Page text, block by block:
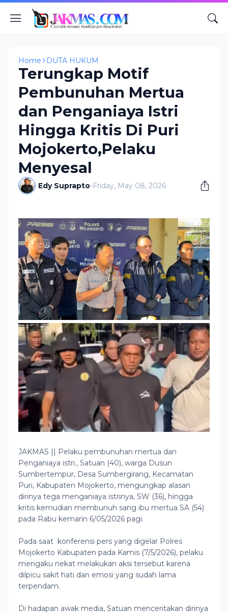
Home DUTA HUKUM
Terungkap Motif
Pembunuhan Mertua
dan Penganiaya Istri
Hingga Kritis Di Puri
Mojokerto,Pelaku
Menyesal
Edy Suprapto-Friday, May 08, 2026
JAKMAS || Pelaku pembunuhan mertua dan
Penganiaya istri., Satuan (40), warga Dusun
Sumbertempur, Desa Sumbergirang, Kecamatan
Puri, Kabupaten Mojokerto, mengungkap alasan
dirinya tega menganiaya istrinya, SW (36), hingga
kritis kemudian membunuh sang ibu mertua SA (54)
pada Rabu kemarin 6/05/2026 pagi.
Pada saat konferensi pers yang digelar Polres
Mojokerto Kabupaten pada Kamis (7/5/2026), pelaku
mengaku nekat melakukan aksi tersebut karena
dilpicu sakit hati dan emosi yang sudah lama
terpendam.
Di hadapan awak media, Satuan menceritakan dirinya